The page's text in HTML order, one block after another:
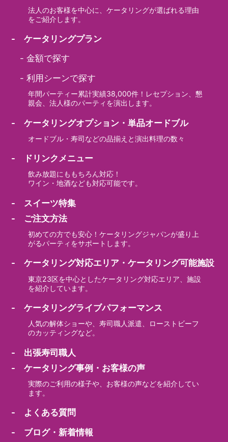
法人のお客様を中心に、ケータリングが選ばれる理由
をご紹介します。
- ケータリングプラン
-金額で探す
-利用シーンで探す
年間パーティー累計実績38,000件！レセプション、懇
親会、法人様のパーティを演出します。
- ケータリングオプション・単品オードブル
オードブル・寿司などの品揃えと演出料理の数々
- ドリンクメニュー
飲み放題にももちろん対応！
ワイン・地酒なども対応可能です。
- スイーツ特集
- ご注文方法
初めての方でも安心！ケータリングジャパンが盛り上
がるパーティをサポートします。
- ケータリング対応エリア・ケータリング可能施設
東京23区を中心としたケータリング対応エリア、施設
を紹介しています。
- ケータリングライブパフォーマンス
人気の解体ショーや、寿司職人派遣、ローストビーフ
のカッティングなど。
- 出張寿司職人
- ケータリング事例・お客様の声
実際のご利用の様子や、お客様の声などを紹介してい
ます。
- よくある質問
- ブログ・新着情報